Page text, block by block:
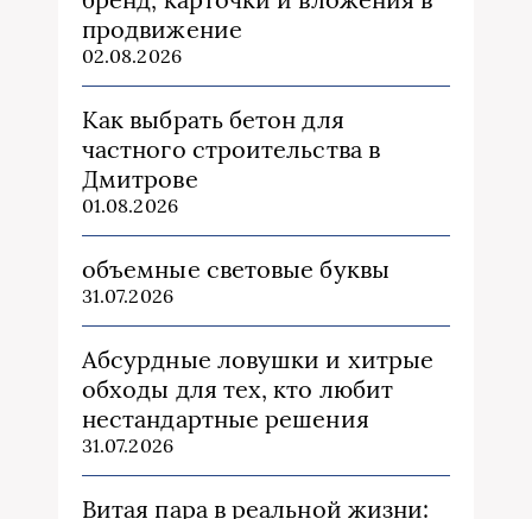
продвижение
02.08.2026
Как выбрать бетон для
частного строительства в
Дмитрове
01.08.2026
объемные световые буквы
31.07.2026
Абсурдные ловушки и хитрые
обходы для тех, кто любит
нестандартные решения
31.07.2026
Витая пара в реальной жизни: